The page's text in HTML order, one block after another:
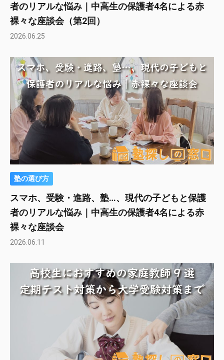
者のリアルな悩み｜中高生の保護者4名による赤
裸々な座談会（第2回）
2026.06.25
塾の選び方
スマホ、受験・進路、塾…、現代の子どもと保護
者のリアルな悩み｜中高生の保護者4名による赤
裸々な座談会
2026.06.11